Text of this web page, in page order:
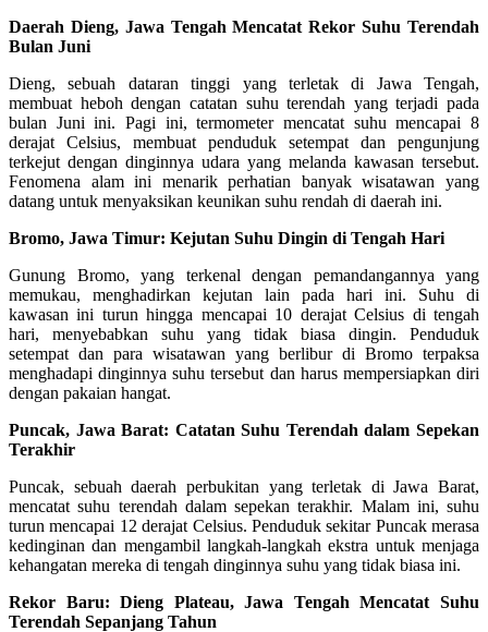
Daerah Dieng, Jawa Tengah Mencatat Rekor Suhu Terendah
Bulan Juni
Dieng, sebuah dataran tinggi yang terletak di Jawa Tengah,
membuat heboh dengan catatan suhu terendah yang terjadi pada
bulan Juni ini. Pagi ini, termometer mencatat suhu mencapai 8
derajat Celsius, membuat penduduk setempat dan pengunjung
terkejut dengan dinginnya udara yang melanda kawasan tersebut.
Fenomena alam ini menarik perhatian banyak wisatawan yang
datang untuk menyaksikan keunikan suhu rendah di daerah ini.
Bromo, Jawa Timur: Kejutan Suhu Dingin di Tengah Hari
Gunung Bromo, yang terkenal dengan pemandangannya yang
memukau, menghadirkan kejutan lain pada hari ini. Suhu di
kawasan ini turun hingga mencapai 10 derajat Celsius di tengah
hari, menyebabkan suhu yang tidak biasa dingin. Penduduk
setempat dan para wisatawan yang berlibur di Bromo terpaksa
menghadapi dinginnya suhu tersebut dan harus mempersiapkan diri
dengan pakaian hangat.
Puncak, Jawa Barat: Catatan Suhu Terendah dalam Sepekan
Terakhir
Puncak, sebuah daerah perbukitan yang terletak di Jawa Barat,
mencatat suhu terendah dalam sepekan terakhir. Malam ini, suhu
turun mencapai 12 derajat Celsius. Penduduk sekitar Puncak merasa
kedinginan dan mengambil langkah-langkah ekstra untuk menjaga
kehangatan mereka di tengah dinginnya suhu yang tidak biasa ini.
Rekor Baru: Dieng Plateau, Jawa Tengah Mencatat Suhu
Terendah Sepanjang Tahun